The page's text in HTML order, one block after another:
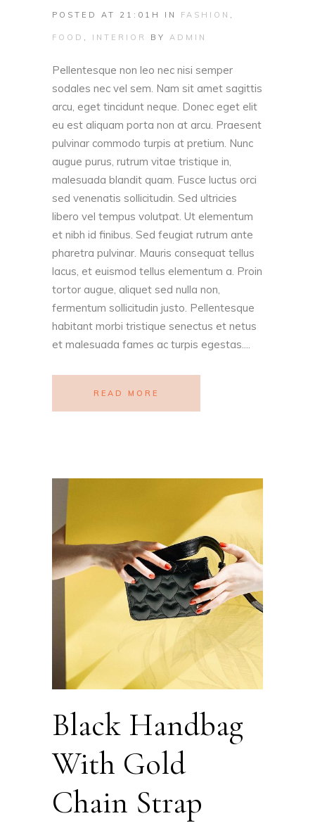
POSTED AT 21:01H IN FASHION ,
FOOD , INTERIOR BY ADMIN
Pellentesque non leo nec nisi semper
sodales nec vel sem. Nam sit amet sagittis
arcu, eget tincidunt neque. Donec eget elit
eu est aliquam porta non at arcu. Praesent
pulvinar commodo turpis at pretium. Nunc
augue purus, rutrum vitae tristique in,
malesuada blandit quam. Fusce luctus orci
sed venenatis sollicitudin. Sed ultricies
libero vel tempus volutpat. Ut elementum
et nibh id finibus. Sed feugiat rutrum ante
pharetra pulvinar. Mauris consequat tellus
lacus, et euismod tellus elementum a. Proin
tortor augue, aliquet sed nulla non,
fermentum sollicitudin justo. Pellentesque
habitant morbi tristique senectus et netus
et malesuada fames ac turpis egestas....
READ MORE
Black Handbag
With Gold
Chain Strap